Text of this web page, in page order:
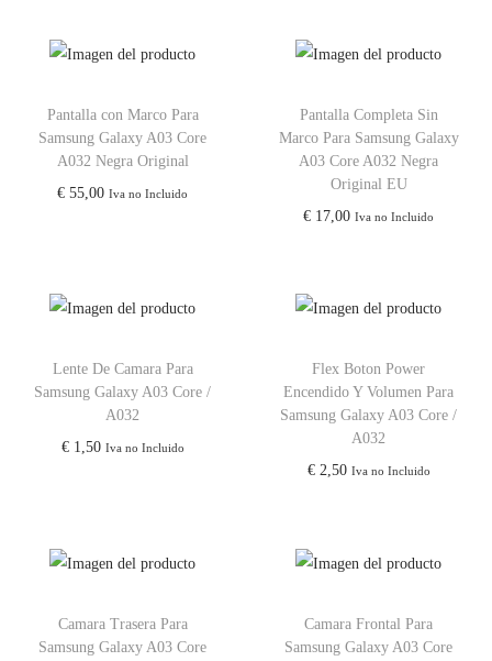
Pantalla con Marco Para
Samsung Galaxy A03 Core
A032 Negra Original
€ 55,00 Iva no Incluido
Pantalla Completa Sin
Marco Para Samsung Galaxy
A03 Core A032 Negra
Original EU
€ 17,00 Iva no Incluido
Lente De Camara Para
Samsung Galaxy A03 Core /
A032
€1,50 Iva no Incluido
Flex Boton Power
Encendido Y Volumen Para
Samsung Galaxy A03 Core /
A032
€2,50 Iva no Incluido
Camara Trasera Para
Samsung Galaxy A03 Core
Camara Frontal Para
Samsung Galaxy A03 Core